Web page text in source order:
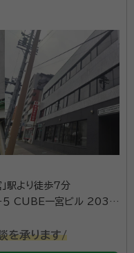
理士・申請取次行政書士・
」駅より徒歩7分
５ CUBE一宮ビル 203号
を承ります/